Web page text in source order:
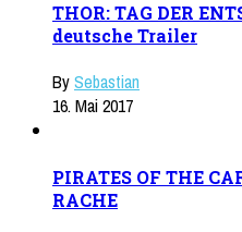
THOR: TAG DER
deutsche Trailer
BySebastian
16. Mai 2017
PIRATES OF THE
RACHE